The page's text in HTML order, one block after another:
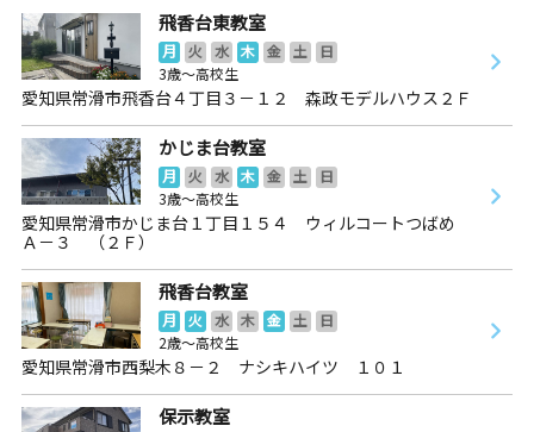
飛香台東教室
月 火 水 木 金 土
日
3歳～高校生
愛知県常滑市飛香台４丁目３－１２ 森政モデルハウス２Ｆ
かじま台教室
月 火 水 木 金 土
日
3歳～高校生
愛知県常滑市かじま台１丁目１５４ ウィルコートつばめ
Ａ－３ （２Ｆ）
飛香台教室
月 火 水 木 金 土
日
2歳～高校生
愛知県常滑市西梨木８－２ ナシキハイツ １０１
保示教室